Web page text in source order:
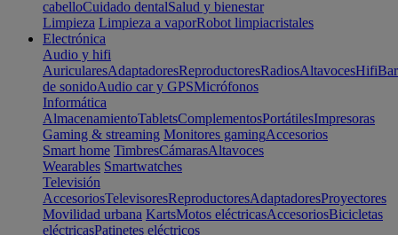
cabelloCuidado dentalSalud y bienestar
Limpieza Limpieza a vaporRobot limpiacristales
Electrónica
Audio y hifi
AuricularesAdaptadoresReproductoresRadiosAltavocesHifi
de sonidoAudio car y GPSMicrófonos
Informática
AlmacenamientoTabletsComplementosPortátilesImpresoras
Gaming & streaming Monitores gamingAccesorios
Smart home TimbresCámarasAltavoces
Wearables Smartwatches
Televisión
AccesoriosTelevisoresReproductoresAdaptadoresProyectores
Movilidad urbana KartsMotos eléctricasAccesoriosBicicletas
eléctricasPatinetes eléctricos